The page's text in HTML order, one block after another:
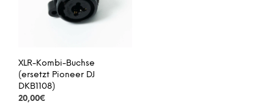
XLR-Kombi-Buchse
(ersetzt Pioneer DJ
DKB1108)
20,00€